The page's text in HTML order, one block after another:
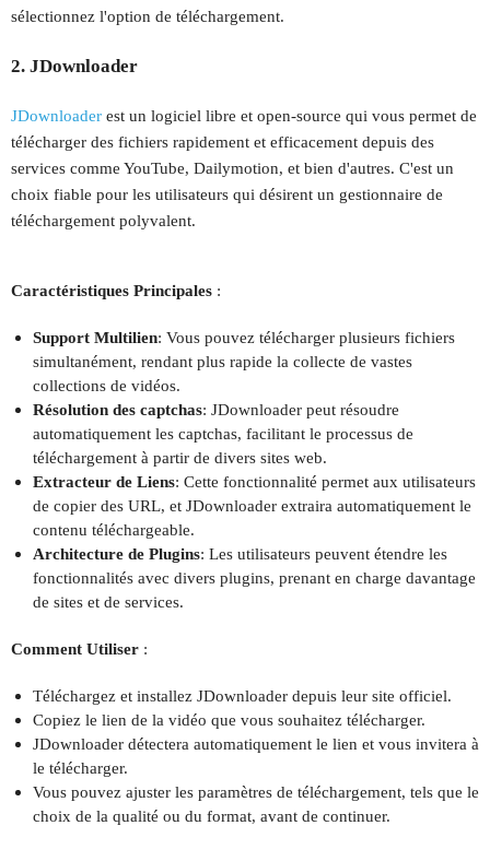
sélectionnez l'option de téléchargement.
2. JDownloader
JDownloader est un logiciel libre et open-source qui vous permet de
télécharger des fichiers rapidement et efficacement depuis des
services comme YouTube, Dailymotion, et bien d'autres. C'est un
choix fiable pour les utilisateurs qui désirent un gestionnaire de
téléchargement polyvalent.
Caractéristiques Principales :
Support Multilien: Vous pouvez télécharger plusieurs fichiers
simultanément, rendant plus rapide la collecte de vastes
collections de vidéos.
Résolution des captchas: JDownloader peut résoudre
automatiquement les captchas, facilitant le processus de
téléchargement à partir de divers sites web.
Extracteur de Liens: Cette fonctionnalité permet aux utilisateurs
de copier des URL, et JDownloader extraira automatiquement le
contenu téléchargeable.
Architecture de Plugins: Les utilisateurs peuvent étendre les
fonctionnalités avec divers plugins, prenant en charge davantage
de sites et de services.
Comment Utiliser :
Téléchargez et installez JDownloader depuis leur site officiel.
Copiez le lien de la vidéo que vous souhaitez télécharger.
JDownloader détectera automatiquement le lien et vous invitera à
le télécharger.
Vous pouvez ajuster les paramètres de téléchargement, tels que le
choix de la qualité ou du format, avant de continuer.